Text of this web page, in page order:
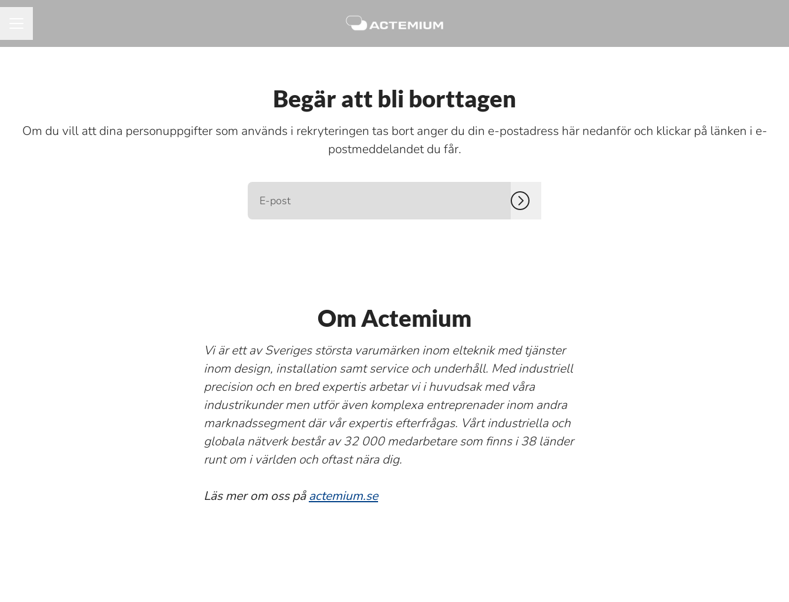
Begär att bli borttagen
Om du vill att dina personuppgifter som används i rekryteringen tas bort anger du din e-postadress här nedanför och klickar på länken i e-
postmeddelandet du får.
Om Actemium
Vi är ett av Sveriges största varumärken inom elteknik med tjänster
inom design, installation samt service och underhåll. Med industriell
precision och en bred expertis arbetar vi i huvudsak med våra
industrikunder men utför även komplexa entreprenader inom andra
marknadssegment där vår expertis efterfrågas. Vårt industriella och
globala nätverk består av 32 000 medarbetare som finns i 38 länder
runt om i världen och oftast nära dig.
Läs mer om oss påactemium.se